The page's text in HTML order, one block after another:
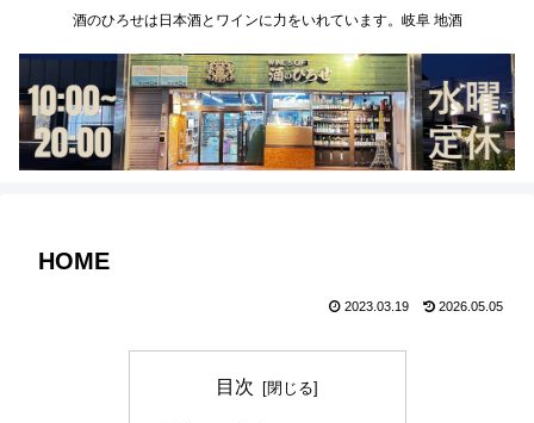
酒のひろせは日本酒とワインに力をいれています。岐阜 地酒
HOME
2023.03.19 2026.05.05
目次